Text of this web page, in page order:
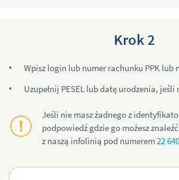
Krok 2
Wpisz login lub numer rachunku PPK lub
Uzupełnij PESEL lub datę urodzenia, jeśli
Jeśli nie masz żadnego z
podpowiedź gdzie go możesz
z naszą infolinią pod numerem22